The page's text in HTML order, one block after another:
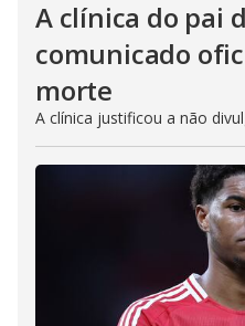
A clínica do pai
comunicado
morte
A clínica justificou a não